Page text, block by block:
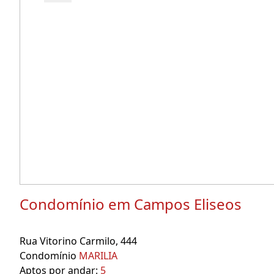
Condomínio em Campos Eliseos
Rua Vitorino Carmilo, 444
Condomínio MARILIA
Aptos por andar: 5